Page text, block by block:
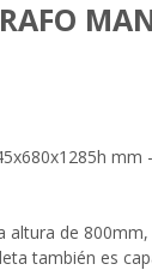
mm
altura de
también es